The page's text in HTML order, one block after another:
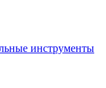
инструменты